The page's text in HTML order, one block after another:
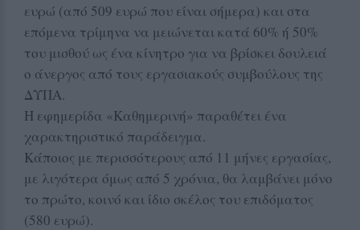
ευρώ (από 509 ευρώ που είναι σήμερα) και στα
επόμενα τρίμηνα να μειώνεται κατά 60% ή 50%
του μισθού ως ένα κίνητρο για να βρίσκει δουλειά
ο άνεργος από τους εργασιακούς συμβούλους της
ΔΥΠΑ.
Η εφημερίδα «Καθημερινή» παραθέτει ένα
χαρακτηριστικό παράδειγμα.
Κάποιος με περισσότερους από 11 μήνες εργασίας,
με λιγότερα όμως από 5 χρόνια, θα λαμβάνει μόνο
το πρώτο, κοινό και ίδιο σκέλος του επιδόματος
(580 ευρώ).